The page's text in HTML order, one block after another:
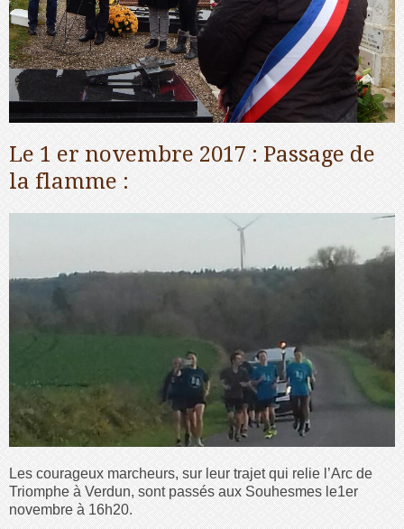
Le 1 er novembre 2017 : Passage de
la flamme :
Les courageux marcheurs, sur leur trajet qui relie l’Arc de
Triomphe à Verdun, sont passés aux Souhesmes le1er
novembre à 16h20.